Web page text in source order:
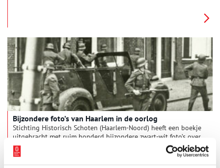
Bijzondere foto’s van Haarlem in de oorlog
Stichting Historisch Schoten (Haarlem-Noord) heeft een boekje
uitgebracht met ruim honderd bijzondere zwart-wit foto’s over
Haarlem in de Tweede Wereldoorlog. De foto’s geven vooral
een beeld van het laatste oorlogsjaar en de bevrijding van
Haarlem en omstreken. Ton van Beelen, bestuurslid van de